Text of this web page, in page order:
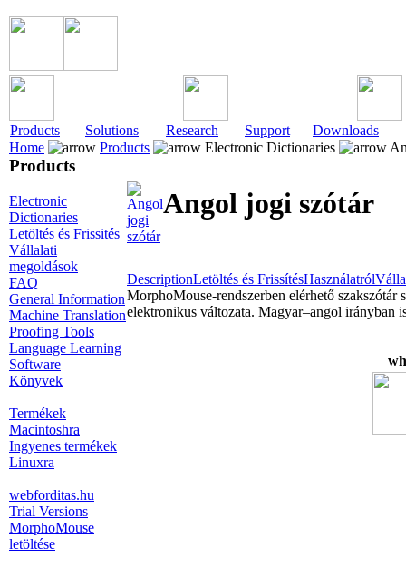
Products Solutions Research Support
Downloads
Home
Products Electronic Dictionaries
Products
Electronic
Dictionaries
Letöltés és Frissités
Vállalati
megoldások
FAQ
General Information
Machine Translation
Proofing Tools
Language Learning
Software
Könyvek
Termékek
Macintoshra
Ingyenes termékek
Linuxra
webforditas.hu
Trial Versions
MorphoMouse
letöltése
Angol jogi szótár
DescriptionLetöltés és FrissítésHasználatról
MorphoMouse-rendszerben elérhető
elektronikus változata. Magyar–angol irányban